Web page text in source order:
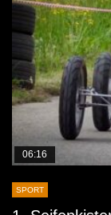
06:16
SPORT